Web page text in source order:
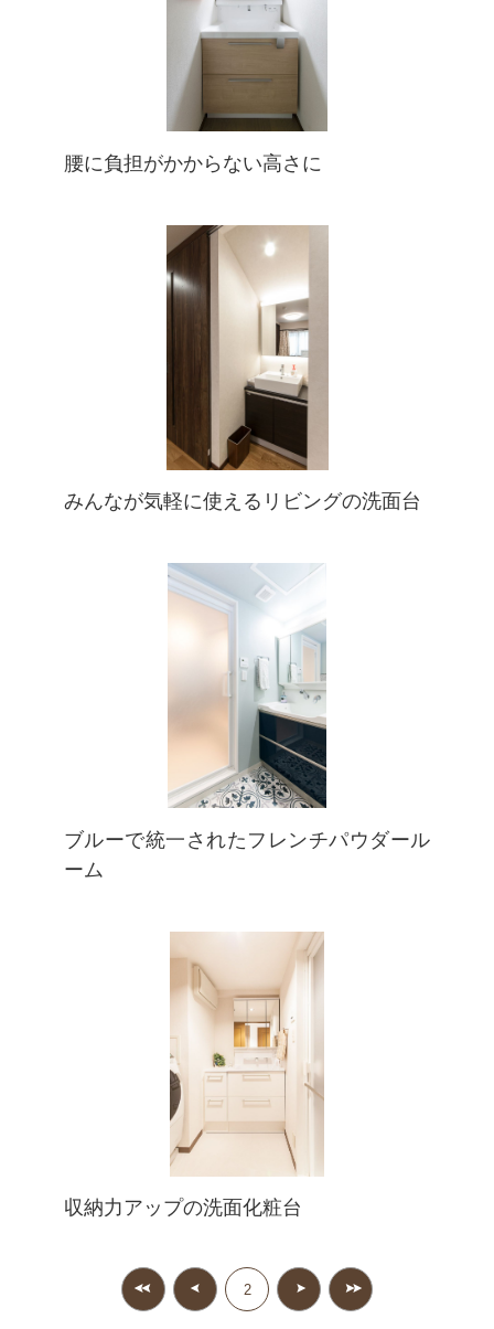
腰に負担がかからない高さに
みんなが気軽に使えるリビングの洗面台
ブルーで統一されたフレンチパウダール
ーム
収納力アップの洗面化粧台
2